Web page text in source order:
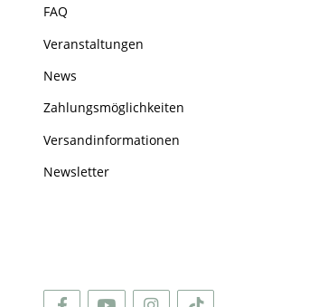
FAQ
Veranstaltungen
News
Zahlungsmöglichkeiten
Versandinformationen
Newsletter
Wie wir Cookies & Co nutzen